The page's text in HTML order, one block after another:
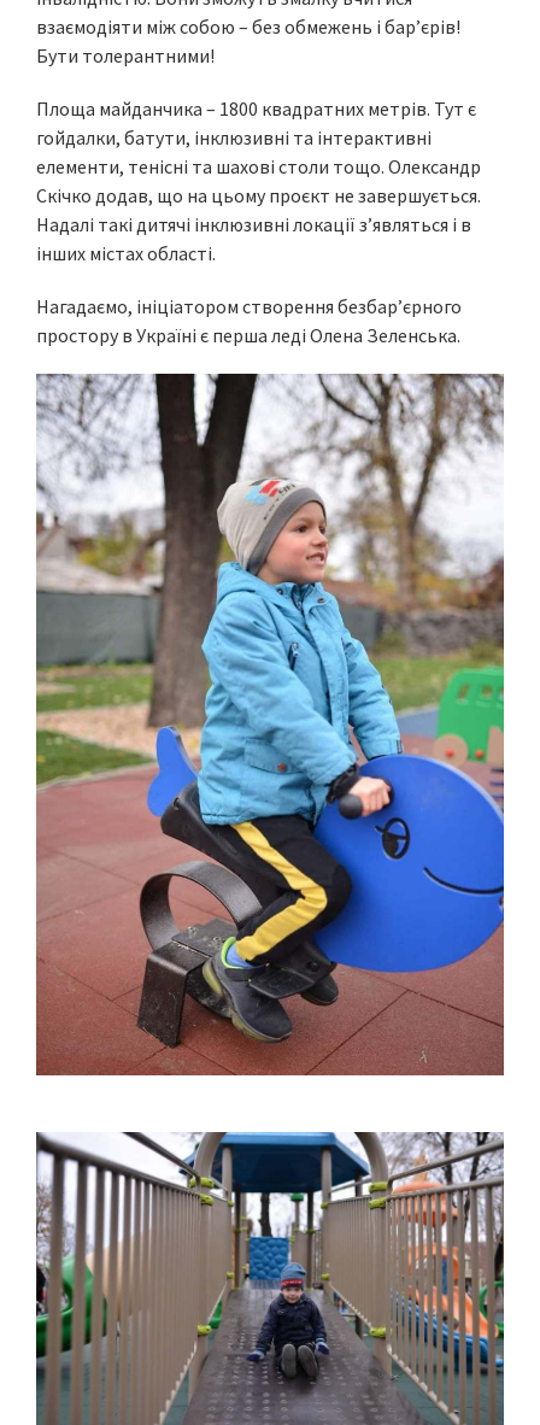
взаємодіяти між собою – без обмежень і бар’єрів!
Бути толерантними!
Площа майданчика – 1800 квадратних метрів. Тут є
гойдалки, батути, інклюзивні та інтерактивні
елементи, тенісні та шахові столи тощо. Олександр
Скічко додав, що на цьому проєкт не завершується.
Надалі такі дитячі інклюзивні локації з’являться і в
інших містах області.
Нагадаємо, ініціатором створення безбар’єрного
простору в Україні є перша леді Олена Зеленська.